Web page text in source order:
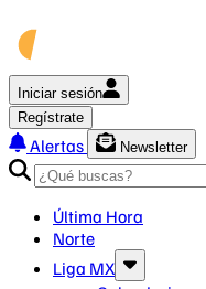
Iniciar sesión
Regístrate
Alertas
Newsletter
Última Hora
Norte
Liga MX